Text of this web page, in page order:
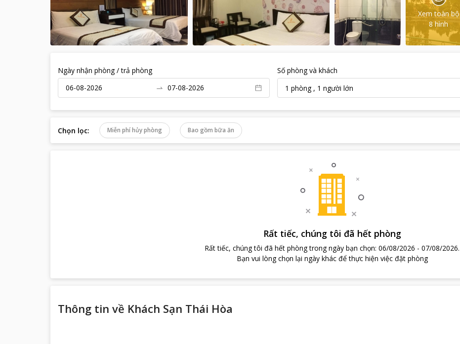
Xem toàn bộ
8 hình
Ngày nhận phòng / trả phòng
Số phòng và khách
1 phòng, 1 người lớn
Chọn lọc: Miễn phí hủy phòng Bao gồm bữa ăn
Rất tiếc, chúng tôi đã hết phòng
Rất tiếc, chúng tôi đã hết phòng trong ngày bạn chọn: 06/08/2026 - 07/08/2026.
Bạn vui lòng chọn lại ngày khác để thực hiện việc đặt phòng
Thông tin về Khách Sạn Thái Hòa